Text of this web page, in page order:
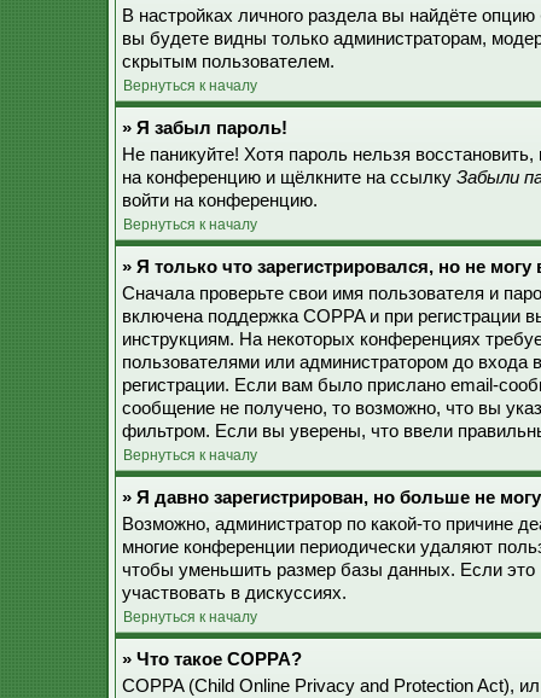
В настройках личного раздела вы найдёте опцию
вы будете видны только администраторам,
скрытым пользователем.
Вернуться к началу
» Я забыл пароль!
Не паникуйте! Хотя пароль нельзя
на конференцию и щёлкните на ссылку Забыли
войти на конференцию.
Вернуться к началу
» Я только что зарегистрировался, но не могу
Сначала проверьте свои имя пользователя и
включена поддержка COPPA и при регистрации
инструкциям. На некоторых конференциях
пользователями или администратором до
регистрации. Если вам было прислано email-
сообщение не получено, то возможно, что вы
фильтром. Если вы уверены, что ввели
Вернуться к началу
» Я давно зарегистрирован, но больше не
Возможно, администратор по какой-то причине
многие конференции периодически удаляют
чтобы уменьшить размер базы данных. Если это
участвовать в дискуссиях.
Вернуться к началу
» Что такое COPPA?
COPPA (Child Online Privacy and Protection Act),